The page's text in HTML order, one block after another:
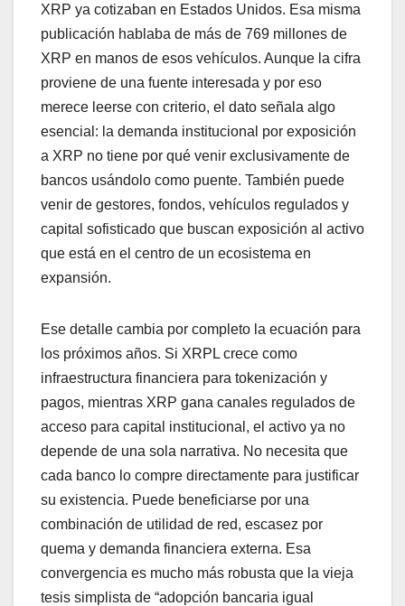
XRP ya cotizaban en Estados Unidos. Esa misma
publicación hablaba de más de 769 millones de
XRP en manos de esos vehículos. Aunque la cifra
proviene de una fuente interesada y por eso
merece leerse con criterio, el dato señala algo
esencial: la demanda institucional por exposición
a XRP no tiene por qué venir exclusivamente de
bancos usándolo como puente. También puede
venir de gestores, fondos, vehículos regulados y
capital sofisticado que buscan exposición al activo
que está en el centro de un ecosistema en
expansión.
Ese detalle cambia por completo la ecuación para
los próximos años. Si XRPL crece como
infraestructura financiera para tokenización y
pagos, mientras XRP gana canales regulados de
acceso para capital institucional, el activo ya no
depende de una sola narrativa. No necesita que
cada banco lo compre directamente para justificar
su existencia. Puede beneficiarse por una
combinación de utilidad de red, escasez por
quema y demanda financiera externa. Esa
convergencia es mucho más robusta que la vieja
tesis simplista de “adopción bancaria igual